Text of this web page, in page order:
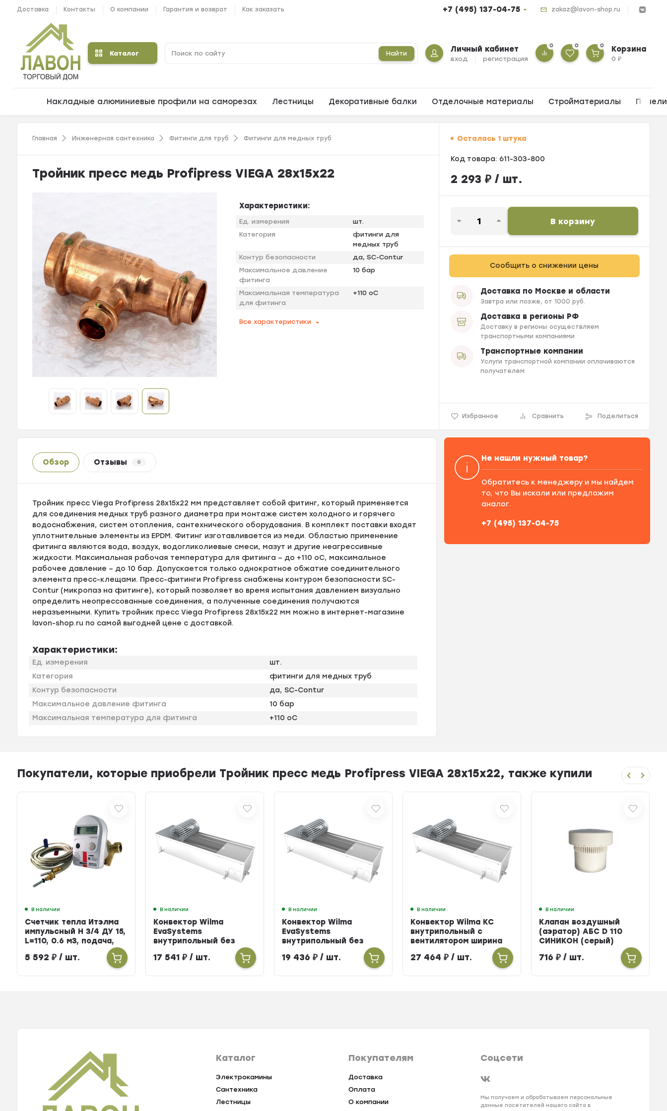
Доставка Контакты О компании Гарантия и возврат Как заказать +7 (495) 137-04-75 zakaz@lavon-shop.ru
Каталог Найти Личный кабинет
вход регистрация
0 0 0 Корзина
0₽
Накладные алюминиевые профили на саморезах Лестницы Декоративные балки Отделочные материалы Стройматериалы
Главная Инженерная сантехника Фитинги для труб Фитинги для медных труб
Тройник пресс медь Profipress VIEGA 28x15x22
Характеристики:
Ед. измерения
шт.
Категория
фитинги для
медных труб
Контур безопасности
да, SC-Contur
Максимальное давление
фитинга
10 бар
Максимальная температура
для фитинга
+110 оС
Все характеристики
Осталась 1 штука
Код товара: 611-303-800
2 293 ₽/ шт.
В корзину
Сообщить о снижении цены
Доставка по Москве и области
Завтра или позже, от 1000 руб.
Доставка в регионы РФ
Доставку в регионы осуществляем
транспортными компаниями
Транспортные компании
Услуги транспортной компании оплачиваются
получателем
Избранное Сравнить Поделиться
Обзор Отзывы 0
Тройник пресс Viega Profipress 28х15х22 мм представляет собой фитинг, который применяется
для соединения медных труб разного диаметра при монтаже систем холодного и горячего
водоснабжения, систем отопления, сантехнического оборудования. В комплект поставки входят
уплотнительные элементы из EPDM. Фитинг изготавливается из меди. Областью применение
фитинга являются вода, воздух, водогликолиевые смеси, мазут и другие неагрессивные
жидкости. Максимальная рабочая температура для фитинга – до +110 оС, максимальное
рабочее давление – до 10 бар. Допускается только однократное обжатие соединительного
элемента пресс-клещами. Пресс-фитинги Profipress снабжены контуром безопасности SC-
Contur (микропаз на фитинге), который позволяет во время испытания давлением визуально
определить неопрессованные соединения, а полученные соединения получаются
неразъемными. Купить тройник пресс Viega Profipress 28х15х22 мм можно в интернет-магазине
lavon-shop.ru по самой выгодней цене с доставкой.
Характеристики:
Ед. измерения
шт.
Категория
фитинги для медных труб
Контур безопасности
да, SC-Contur
Максимальное давление фитинга
10 бар
Максимальная температура для фитинга
+110 оС
Не нашли нужный товар?
Обратитесь к менеджеру и мы найдем
то, что Вы искали или предложим
аналог.
+7 (495) 137-04-75
Покупатели, которые приобрели Тройник пресс медь Profipress VIEGA 28x15x22, также купили
В наличии
Счетчик тепла Итэлма
импульсный Н 3/4 ДУ 15,
L=110, 0.6 м3, подача,
5 592₽ / шт.
В наличии
Конвектор Wilma
EvaSystems
внутрипольный без
вентилятора ширина
258мм высота 90мм
17 541₽ / шт.
В наличии
Конвектор Wilma
EvaSystems
внутрипольный без
вентилятора ширина
258мм высота 160мм
19 436₽ / шт.
В наличии
Конвектор Wilma KC
внутрипольный с
вентилятором ширина
303мм высота 100мм
длина 2700мм
27 464₽ / шт.
В наличии
Клапан воздушный
(аэратор) АБС D 110
СИНИКОН (серый)
716₽ / шт.
Каталог
Электрокамины
Сантехника
Лестницы
Покупателям
Доставка
Оплата
О компании
Соцсети
Мы получаем и обрабатываем персональные
данные посетителей нашего сайта в